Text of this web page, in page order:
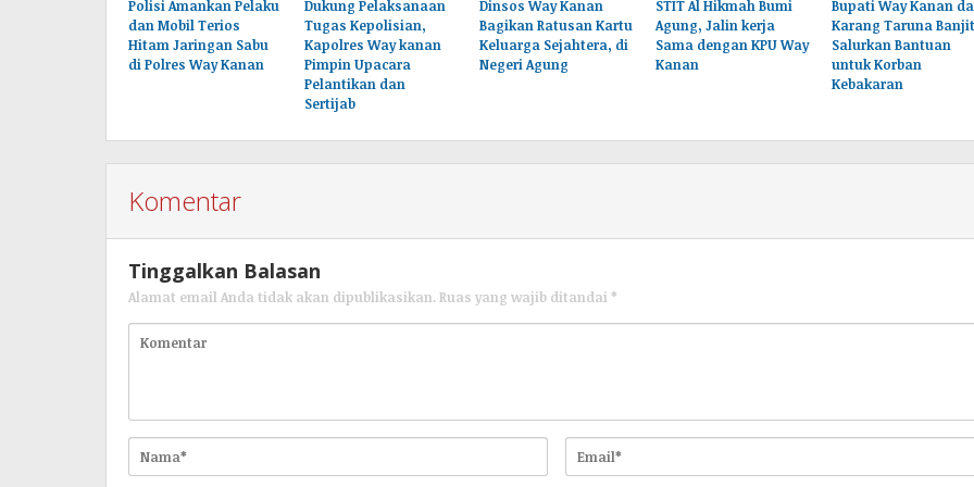
Polisi Amankan Pelaku
dan Mobil Terios
Hitam Jaringan Sabu
di Polres Way Kanan
Dukung Pelaksanaan
Tugas Kepolisian,
Kapolres Way kanan
Pimpin Upacara
Pelantikan dan
Sertijab
Dinsos Way Kanan
Bagikan Ratusan Kartu
Keluarga Sejahtera, di
Negeri Agung
STIT Al Hikmah Bumi
Agung, Jalin kerja
Sama dengan KPU Way
Kanan
Bupati Way Kanan
Karang Taruna Banjit
Salurkan Bantuan
untuk Korban
Kebakaran
Komentar
Tinggalkan Balasan
Alamat email Anda tidak akan dipublikasikan. Ruas yang wajib ditandai *